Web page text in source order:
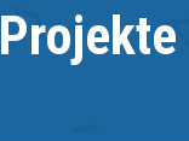
Projekte